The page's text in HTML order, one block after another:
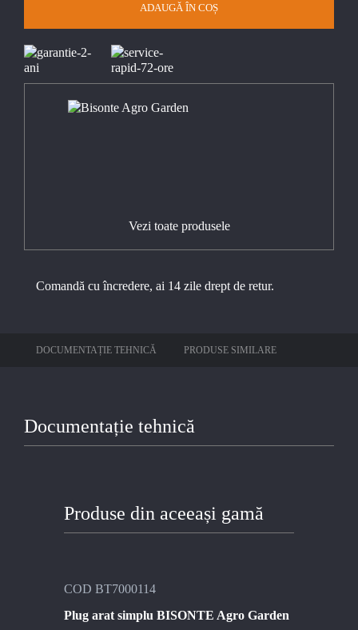
ADAUGĂ ÎN COȘ
Vezi toate produsele
Comandă cu încredere, ai 14 zile drept de retur.
DOCUMENTAȚIE TEHNICĂ PRODUSE SIMILARE
Documentație tehnică
Produse din aceeași gamă
COD BT7000114
Plug arat simplu BISONTE Agro Garden